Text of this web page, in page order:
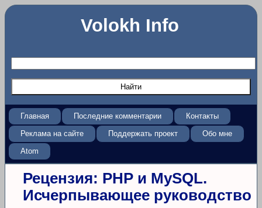
Volokh Info
Главная Последние комментарии
Контакты
Реклама на сайте
Поддержать проект
Обо мне
Atom
Рецензия: PHP и MySQL.
Исчерпывающее руководство